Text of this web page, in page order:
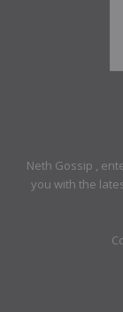
Neth Gossip ,
you with the